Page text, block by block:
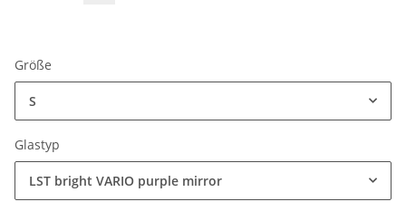
Größe
S
Glastyp
LST bright VARIO purple mirror